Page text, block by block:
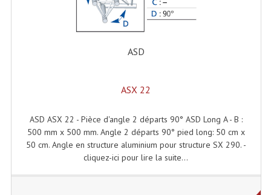
Enceintes Et Caissons Basses
Enceintes, Système Amplifiés
Enceintes Passives Sono
Retours De Scène
ASD
ASX 22
ASD ASX 22 - Pièce d'angle 2 départs 90° ASD Long A - B :
500 mm x 500 mm. Angle 2 départs 90° pied long: 50 cm x
50 cm. Angle en structure aluminium pour structure SX 290. -
cliquez-ici pour lire la suite...